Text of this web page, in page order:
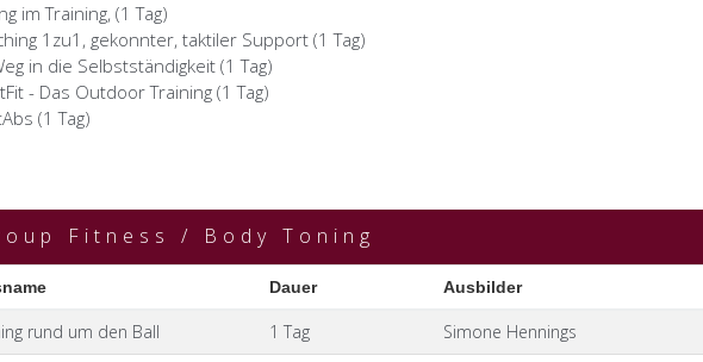
im Training, (1 Tag)
1zu1, gekonnter, taktiler Support (1 Tag)
in die Selbstständigkeit (1 Tag)
- Das Outdoor Training (1 Tag)
(1 Tag)
Fitness / Body Toning
rund um den Ball 1 Tag Simone Hennings